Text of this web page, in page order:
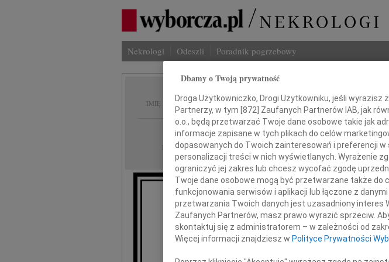
Nekrologi Odeszli Poradnik pogrzebowy
IMIĘ I NAZWISKO: Mirosław Bartold
REGION: Gdańsk
DATA EMISJI: 01.04.2022
Z głębokim smutkiem zawiadamiamy, że zmarł
Nasz Ukochany Ojciec, Dziadek i Pradziadek
Dbamy o Twoją prywatność
Droga Użytkowniczko, Drogi Użytkowniku, jeśli wyrazisz
Partnerzy, w tym [872] Zaufanych Partnerów IAB, jak
o.o., będą przetwarzać Twoje dane osobowe takie jak
informacje zapisane w tych plikach do celów
dopasowanych do Twoich zainteresowań i preferencji
personalizacji treści w nich wyświetlanych. Wyrażenie
ograniczyć jej zakres lub chcesz wycofać zgodę
Twoje dane osobowe mogą być przetwarzane także
funkcjonowania serwisów i aplikacji lub łączone z
przetwarzania Twoich danych jest uzasadniony interes
Zaufanych Partnerów, masz prawo wyrazić sprzeciw.
skontaktuj się z administratorem – w zależności od
Więcej informacji znajdziesz w Polityce Prywatności